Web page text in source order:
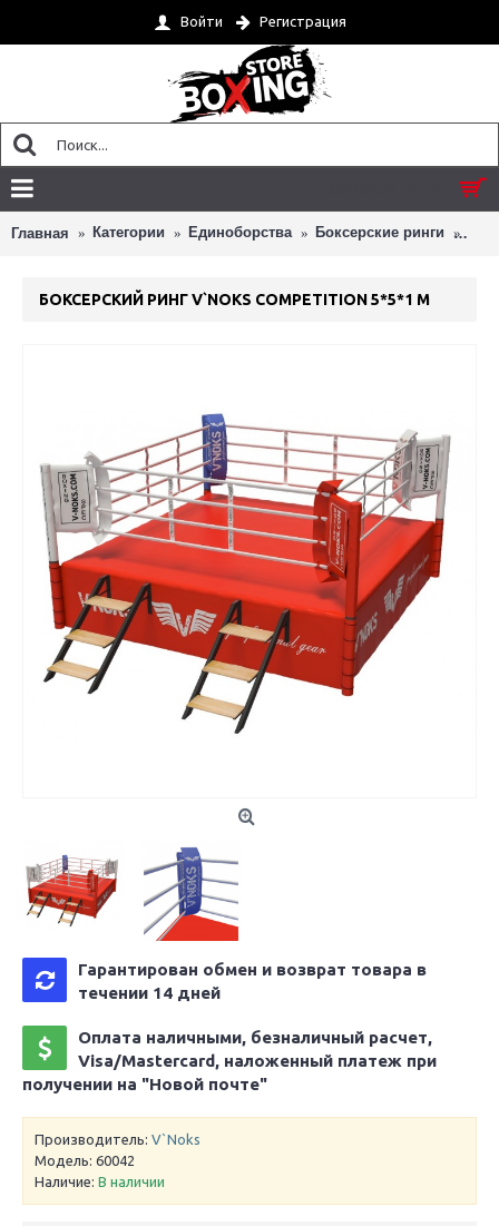
Войти Регистрация
Главная Категории Единоборства Боксерские ринги
БОКСЕРСКИЙ РИНГ V`NOKS COMPETITION 5*5*1 М
Гарантирован обмен и возврат товара в
течении 14 дней
Оплата наличными, безналичный расчет,
Visa/Mastercard, наложенный платеж при
получении на "Новой почте"
Производитель: V`Noks
Модель: 60042
Наличие: В наличии